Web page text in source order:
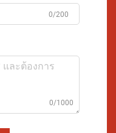
0/200
0/1000